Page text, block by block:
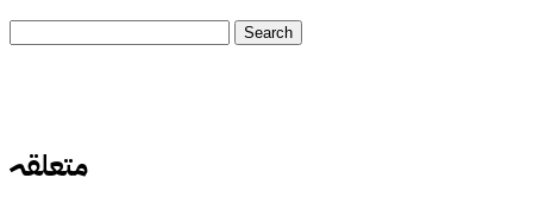
متعلقہ